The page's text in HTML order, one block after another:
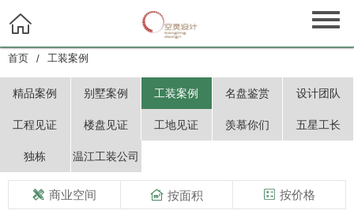

首页 / 工装案例
精品案例 别墅案例 工装案例 名盘鉴赏 设计团队
工程见证 楼盘见证 工地见证 羡慕你们 五星工长
独栋 温江工装公司
 商业空间  按面积  按价格